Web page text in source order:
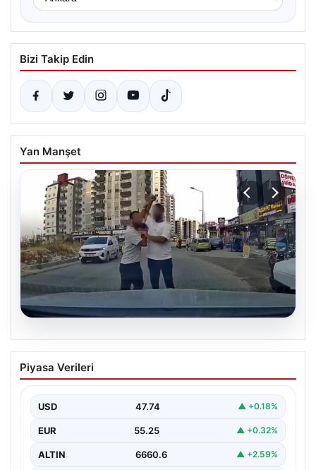
Bizi Takip Edin
Yan Manşet
Trafikte Tartışma Kanlı Bitti: Sürücüye
Testere ve Darbe Tehdidi
bir tartışma, şiddet olayına dönüştü. Olay sırasında bir…
Piyasa Verileri
USD 47.74 ▲ +0.18%
EUR 55.25 ▲ +0.32%
ALTIN 6660.6 ▲ +2.59%